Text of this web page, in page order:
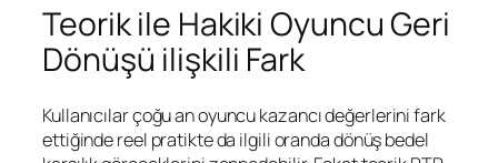
Teorik ile Hakiki Oyuncu Geri
Dönüşü ilişkili Fark
Kullanıcılar çoğu an oyuncu kazancı değerlerini fark
ettiğinde reel pratikte da ilgili oranda dönüş bedel